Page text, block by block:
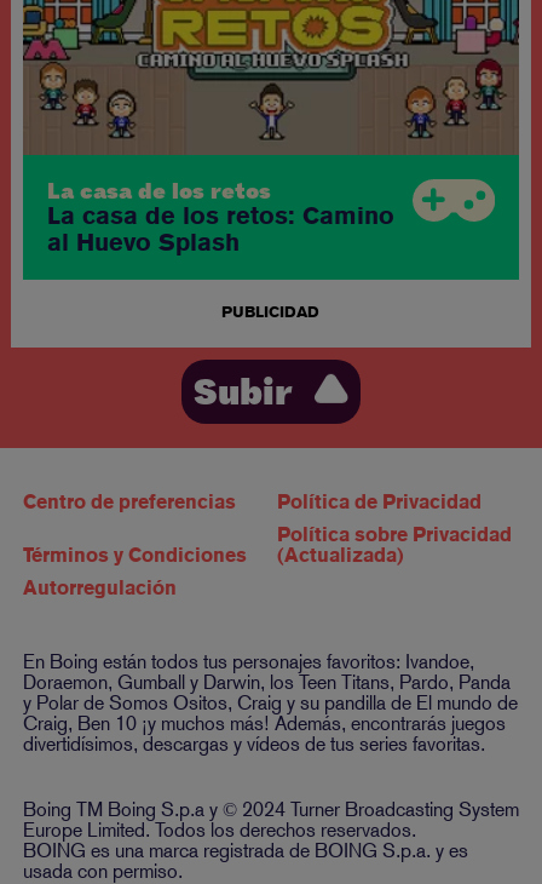
La casa de los retos
La casa de los retos: Camino
al Huevo Splash
PUBLICIDAD
Subir
Centro de preferencias Política de Privacidad
Términos y Condiciones
Política sobre Privacidad
(Actualizada)
Autorregulación
En Boing están todos tus personajes favoritos: Ivandoe,
Doraemon, Gumball y Darwin, los Teen Titans, Pardo, Panda
y Polar de Somos Ositos, Craig y su pandilla de El mundo de
Craig, Ben 10 ¡y muchos más! Además, encontrarás juegos
divertidísimos, descargas y vídeos de tus series favoritas.
Boing TM Boing S.p.a y © 2024 Turner Broadcasting System
Europe Limited. Todos los derechos reservados.
BOING es una marca registrada de BOING S.p.a. y es
usada con permiso.